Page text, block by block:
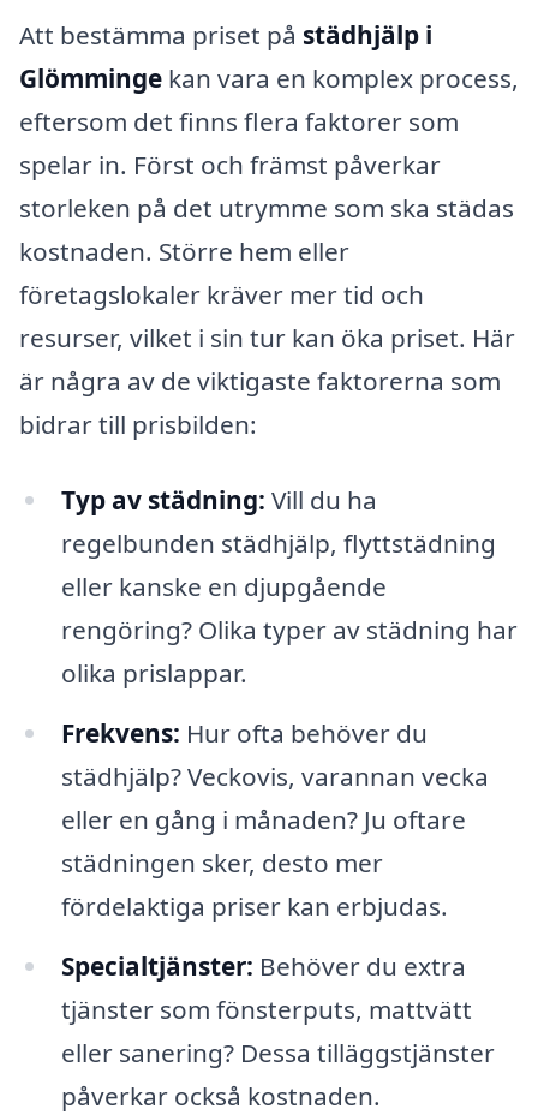
Att bestämma priset på städhjälp i
Glömminge kan vara en komplex process,
eftersom det finns flera faktorer som
spelar in. Först och främst påverkar
storleken på det utrymme som ska städas
kostnaden. Större hem eller
företagslokaler kräver mer tid och
resurser, vilket i sin tur kan öka priset. Här
är några av de viktigaste faktorerna som
bidrar till prisbilden:
Typ av städning: Vill du ha
regelbunden städhjälp, flyttstädning
eller kanske en djupgående
rengöring? Olika typer av städning har
olika prislappar.
Frekvens: Hur ofta behöver du
städhjälp? Veckovis, varannan vecka
eller en gång i månaden? Ju oftare
städningen sker, desto mer
fördelaktiga priser kan erbjudas.
Specialtjänster: Behöver du extra
tjänster som fönsterputs, mattvätt
eller sanering? Dessa tilläggstjänster
påverkar också kostnaden.